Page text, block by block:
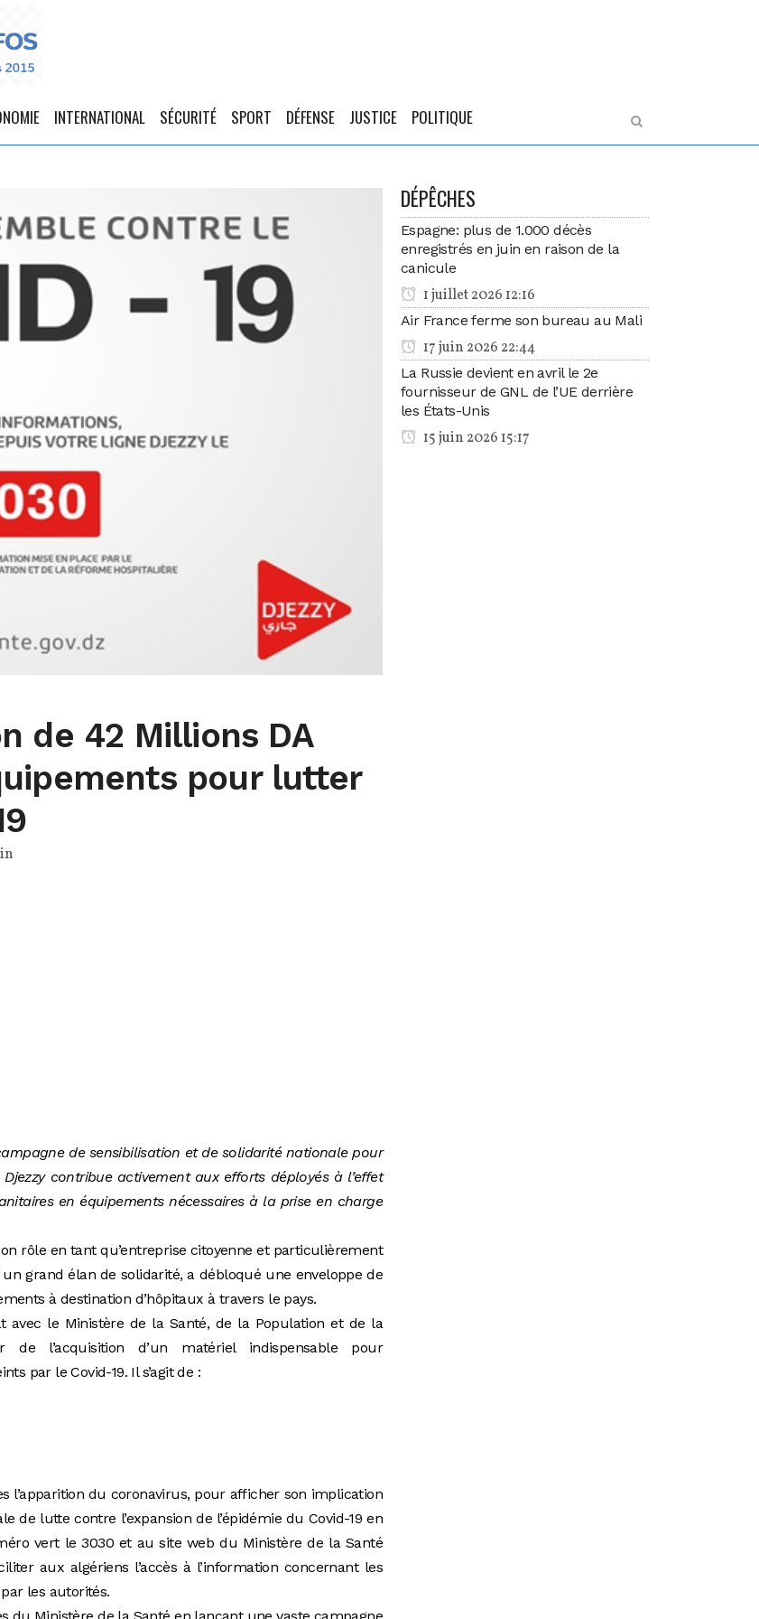
INTERNATIONAL SÉCURITÉ SPORT DÉFENSE JUSTICE POLITIQUE
de 42 Millions DA
pour lutter
de sensibilisation et de solidarité nationale pour
contribue activement aux efforts déployés à l’effet
en équipements nécessaires à la prise en charge
rôle en tant qu’entreprise citoyenne et particulièrement
grand élan de solidarité, a débloqué une enveloppe de
à destination d’hôpitaux à travers le pays.
le Ministère de la Santé, de la Population et de la
de l’acquisition d’un matériel indispensable pour
par le Covid-19. Il s’agit de :
du coronavirus, pour afficher son implication
de lutte contre l’expansion de l’épidémie du Covid-19 en
vert le 3030 et au site web du Ministère de la Santé
aux algériens l’accès à l’information concernant les
les autorités.
DÉPÊCHES
Espagne: plus de 1.000 décès
enregistrés en juin en raison de la
canicule
1 juillet 2026 12:16
Air France ferme son bureau au Mali
17 juin 2026 22:44
La Russie devient en avril le 2e
fournisseur de GNL de l’UE derrière
les États-Unis
15 juin 2026 15:17